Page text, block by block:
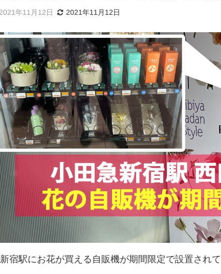
2021年11月12日 2021年11月12日
新宿駅にお花が買える自販機が期間限定で設置され